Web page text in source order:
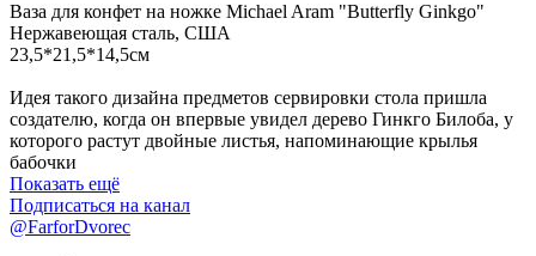
Ваза для конфет на ножке Michael Aram "Butterfly Ginkgo"
Нержавеющая сталь, США
23,5*21,5*14,5см
Идея такого дизайна предметов сервировки стола пришла
создателю, когда он впервые увидел дерево Гинкго Билоба, у
которого растут двойные листья, напоминающие крылья
бабочки
Показать ещё
Подписаться на канал
@FarforDvorec